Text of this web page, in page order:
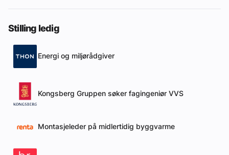
Stilling ledig
Energi og miljørådgiver
Kongsberg Gruppen søker fagingeniør VVS
Montasjeleder på midlertidig byggvarme